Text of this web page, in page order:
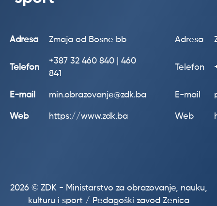
Adresa Zmaja od Bosne bb Adresa
Telefon
+387 32 460 840 | 460
841
Telefon
E-mail min.obrazovanje@zdk.ba E-mail
Web https://www.zdk.ba Web
2026 © ZDK - Ministarstvo za obrazovanje, nauku,
kulturu i sport / Pedagoški zavod Zenica